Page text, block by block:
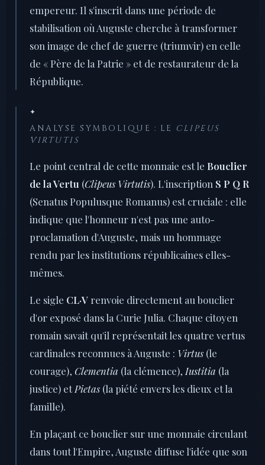
empereur. Il s'inscrit dans une période de
stabilisation où Auguste cherche à transformer
son image de chef de guerre (triumvir) en celle
de « Père de la Patrie » et de restaurateur de la
République.
✦
ANALYSE SYMBOLIQUE : LE
CLIPEUS
VIRTUTIS
Le point central de cette monnaie est le Bouclier
de la Vertu (Clipeus Virtutis). L'inscription S P Q R
(Senatus Populusque Romanus) est cruciale : elle
indique que l'honneur n'est pas une auto-
proclamation d'Auguste, mais un hommage
rendu par les institutions républicaines elles-
mêmes.
Le sigle CL·V renvoie directement au bouclier
d'or exposé dans la Curie Julia. Chaque citoyen
romain savait qu'il représentait les quatre vertus
cardinales reconnues à Auguste : Virtus (le
courage), Clementia (la clémence), Iustitia (la
justice) etPietas (la piété envers les dieux et la
famille).
En plaçant ce bouclier sur une monnaie circulant
dans tout l'Empire, Auguste diffuse l'idée que son